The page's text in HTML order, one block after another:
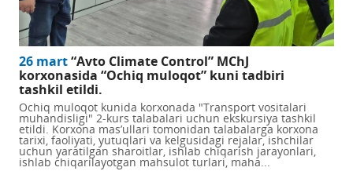
26 mart“Avto Climate Control” MChJ
korxonasida “Ochiq muloqot” kuni tadbiri
tashkil etildi.
Ochiq muloqot kunida korxonada "Transport vositalari
muhandisligi" 2-kurs talabalari uchun ekskursiya tashkil
etildi. Korxona mas’ullari tomonidan talabalarga korxona
tarixi, faoliyati, yutuqlari va kelgusidagi rejalar, ishchilar
uchun yaratilgan sharoitlar, ishlab chiqarish jarayonlari,
ishlab chiqarilayotgan mahsulot turlari, maha...